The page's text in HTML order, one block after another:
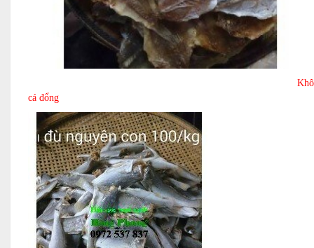
Khô
cá đổng